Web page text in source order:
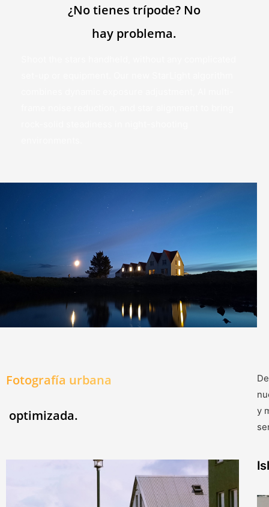
Fotos de la luna sin
complicaciones.
Fotografía urbana
optimizada.
y